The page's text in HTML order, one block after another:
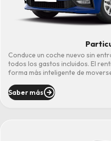
Conduce un coche nuevo sin
todos los gastos incluidos. El
forma más inteligente de
Saber más